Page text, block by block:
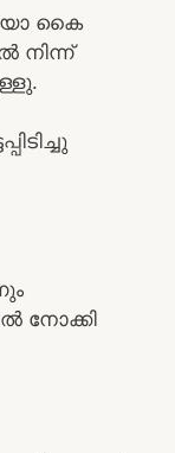
കൈ
നിന്ന്
നോക്കി